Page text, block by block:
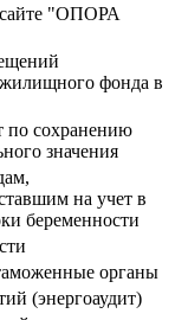
сайте "ОПОРА
фонда в
по сохранению
значения
на учет в
беременности
органы
(энергоаудит)